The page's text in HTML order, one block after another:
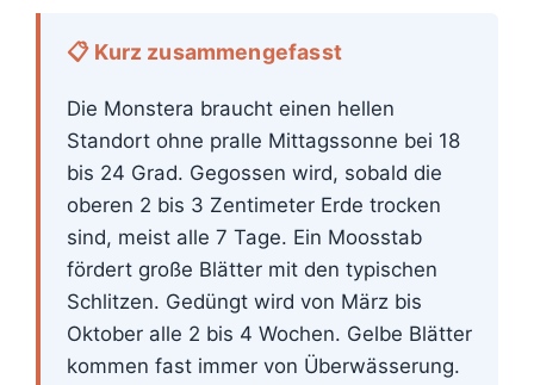
📋 Kurz zusammengefasst
Die Monstera braucht einen hellen
Standort ohne pralle Mittagssonne bei 18
bis 24 Grad. Gegossen wird, sobald die
oberen 2 bis 3 Zentimeter Erde trocken
sind, meist alle 7 Tage. Ein Moosstab
fördert große Blätter mit den typischen
Schlitzen. Gedüngt wird von März bis
Oktober alle 2 bis 4 Wochen. Gelbe Blätter
kommen fast immer von Überwässerung.